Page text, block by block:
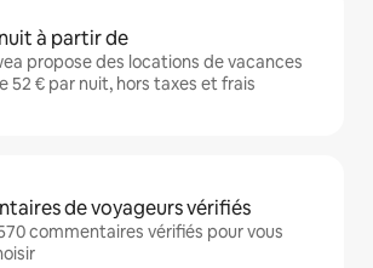
à partir de
propose des locations de vacances
52 € par nuit, hors taxes et frais
de voyageurs vérifiés
commentaires vérifiés pour vous